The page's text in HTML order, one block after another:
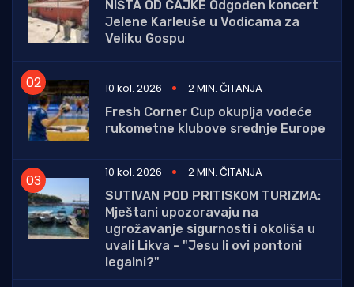
NIŠTA OD CAJKE Odgođen koncert
Jelene Karleuše u Vodicama za
Veliku Gospu
10 kol. 2026
2 MIN. ČITANJA
Fresh Corner Cup okuplja vodeće
rukometne klubove srednje Europe
10 kol. 2026
2 MIN. ČITANJA
SUTIVAN POD PRITISKOM TURIZMA:
Mještani upozoravaju na
ugrožavanje sigurnosti i okoliša u
uvali Likva - "Jesu li ovi pontoni
legalni?"